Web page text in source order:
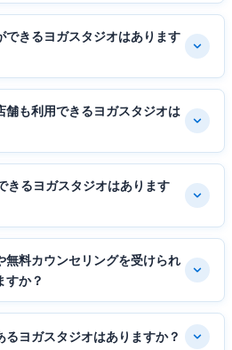
できるヨガスタジオはあります
舗も利用できるヨガスタジオは
きるヨガスタジオはあります
無料カウンセリングを受けられ
すか？
るヨガスタジオはありますか？